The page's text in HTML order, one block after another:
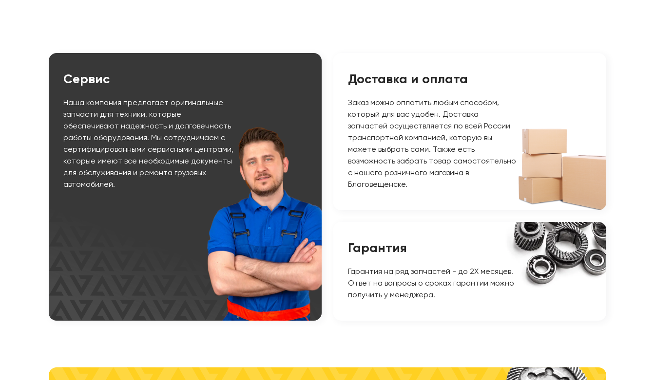
Сервис
Наша компания предлагает оригинальные
запчасти для техники, которые
обеспечивают надежность и долговечность
работы оборудования. Мы сотрудничаем с
сертифицированными сервисными центрами,
которые имеют все необходимые документы
для обслуживания и ремонта грузовых
автомобилей.
Доставка и оплата
Заказ можно оплатить любым способом,
который для вас удобен. Доставка
запчастей осуществляется по всей России
транспортной компанией, которую вы
можете выбрать сами. Также есть
возможность забрать товар самостоятельно
с нашего розничного магазина в
Благовещенске.
Гарантия
Гарантия на ряд запчастей - до 2Х месяцев.
Ответ на вопросы о сроках гарантии можно
получить у менеджера.